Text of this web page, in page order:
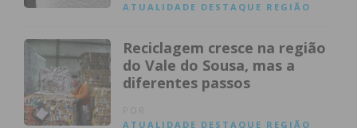
ATUALIDADE DESTAQUE REGIÃO
Reciclagem cresce na região
do Vale do Sousa, mas a
diferentes passos
ATUALIDADE DESTAQUE REGIÃO